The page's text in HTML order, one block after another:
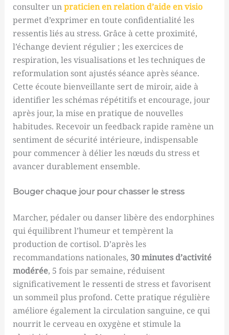
consulter unpraticien en relation d’aide en visio
permet d’exprimer en toute confidentialité les
ressentis liés au stress. Grâce à cette proximité,
l’échange devient régulier ; les exercices de
respiration, les visualisations et les techniques de
reformulation sont ajustés séance après séance.
Cette écoute bienveillante sert de miroir, aide à
identifier les schémas répétitifs et encourage, jour
après jour, la mise en pratique de nouvelles
habitudes. Recevoir un feedback rapide ramène un
sentiment de sécurité intérieure, indispensable
pour commencer à délier les nœuds du stress et
avancer durablement ensemble.
Bouger chaque jour pour chasser le stress
Marcher, pédaler ou danser libère des endorphines
qui équilibrent l’humeur et tempèrent la
production de cortisol. D’après les
recommandations nationales, 30 minutes d’activité
modérée, 5 fois par semaine, réduisent
significativement le ressenti de stress et favorisent
un sommeil plus profond. Cette pratique régulière
améliore également la circulation sanguine, ce qui
nourrit le cerveau en oxygène et stimule la